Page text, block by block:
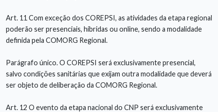
Art. 11 Com exceção dos COREPSI, as atividades da etapa regional
poderão ser presenciais, híbridas ou online, sendo a modalidade
definida pela COMORG Regional.
Parágrafo único. O COREPSI será exclusivamente presencial,
salvo condições sanitárias que exijam outra modalidade que deverá
ser objeto de deliberação da COMORG Regional.
Art. 12 O evento da etapa nacional do CNP será exclusivamente